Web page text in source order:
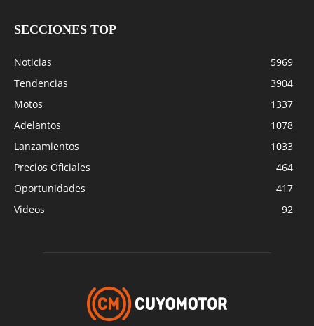
SECCIONES TOP
Noticias
5969
Tendencias
3904
Motos
1337
Adelantos
1078
Lanzamientos
1033
Precios Oficiales
464
Oportunidades
417
Videos
92